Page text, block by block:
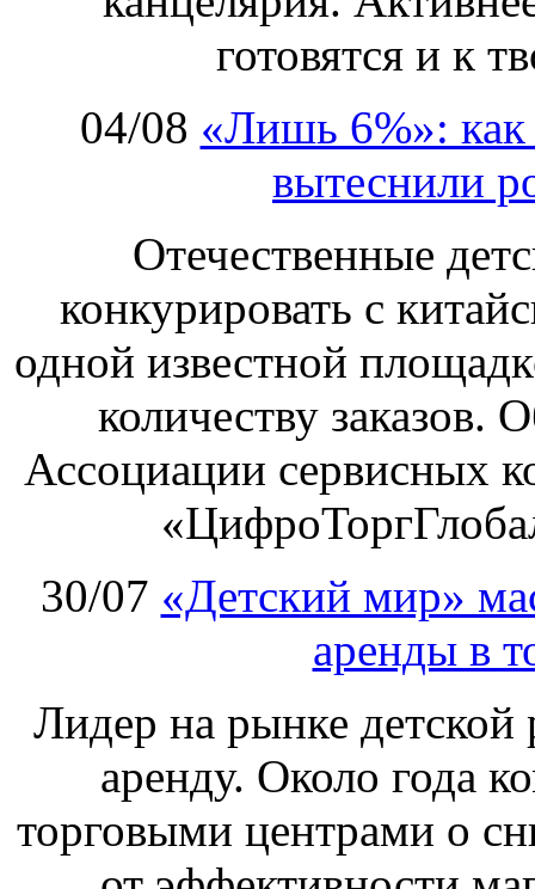
готовятся и к
04/08 «Лишь 6%»: как
вытеснили
Отечественные
конкурировать с
одной известной
количеству заказов.
Ассоциации сервисных
30/07 «Детский мир»
аренды в
Лидер на рынке детской
аренду. Около года
торговыми центрами о